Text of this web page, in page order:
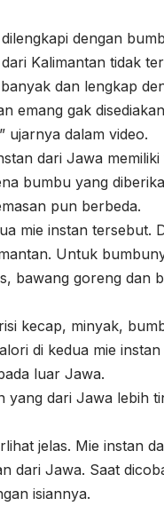
dengan
Kalimantan tidak
dan lengkap
emang gak disediakan
ujarnya dalam video.
dari Jawa
bumbu yang
pun berbeda.
mie instan tersebut.
Untuk
bawang goreng dan
kecap, minyak,
di kedua mie instan
luar Jawa.
yang dari Jawa lebih
jelas. Mie instan
dari Jawa. Saat
isiannya.